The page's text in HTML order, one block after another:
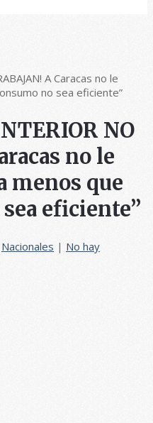
A Caracas no le
no sea eficiente”
NO
no le
menos que
eficiente”
Nacionales | No hay